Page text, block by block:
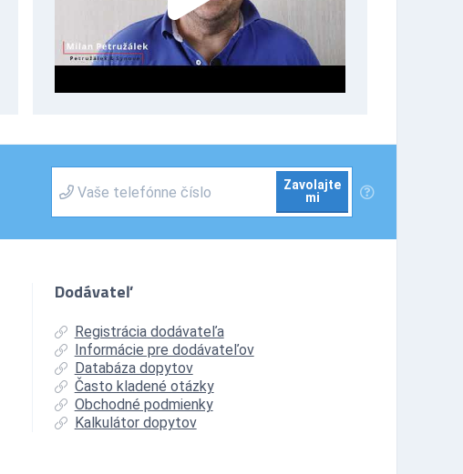
Zavolajte
mi
Dodávateľ
Registrácia dodávateľa
Informácie pre dodávateľov
Databáza dopytov
Často kladené otázky
Obchodné podmienky
Kalkulátor dopytov